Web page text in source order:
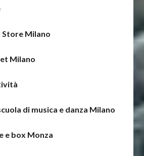
Store Milano
Milano
di musica e danza Milano
e box Monza